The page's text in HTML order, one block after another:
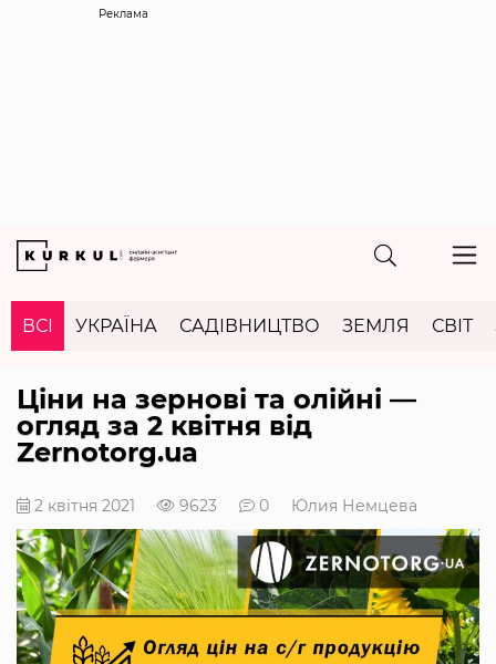
Реклама
ВСІ УКРАЇНА САДІВНИЦТВО ЗЕМЛЯ СВІТ
Ціни на зернові та олійні —
огляд за 2 квітня від
Zernotorg.ua
2 квітня 2021 9623 0 Юлия Немцева